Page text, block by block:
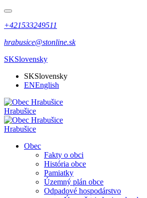
+421533249511
hrabusice@stonline.sk
SKSlovensky
SKSlovensky
ENEnglish
Hrabušice
Hrabušice
Obec
Fakty o obci
História obce
Pamiatky
Územný plán obce
Odpadové hospodárstvo